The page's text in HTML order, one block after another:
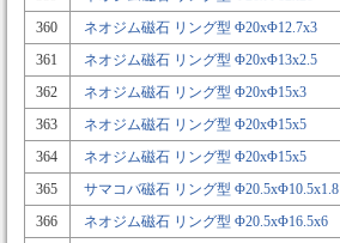
360
ネオジム磁石 リング型 Φ20xΦ12.7x3
361
ネオジム磁石 リング型 Φ20xΦ13x2.5
362
ネオジム磁石 リング型 Φ20xΦ15x3
363
ネオジム磁石 リング型 Φ20xΦ15x5
364
ネオジム磁石 リング型 Φ20xΦ15x5
365
サマコバ磁石 リング型 Φ20.5xΦ10.5x1.8
366
ネオジム磁石 リング型 Φ20.5xΦ16.5x6